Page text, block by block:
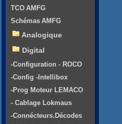
TCO AMFG
Schémas AMFG
Analogique
Digital
-Configuration - ROCO
-Config -Intellibox
-Prog Moteur LEMACO
- Cablage Lokmaus
-Connécteurs.Décodes